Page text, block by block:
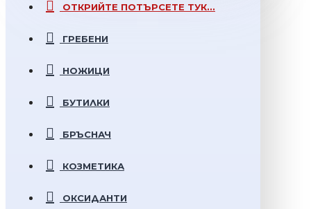
ОТКРИЙТЕ ПОТЪРСЕТЕ ТУК...
ГРЕБЕНИ
НОЖИЦИ
БУТИЛКИ
БРЪСНАЧ
КОЗМЕТИКА
ОКСИДАНТИ